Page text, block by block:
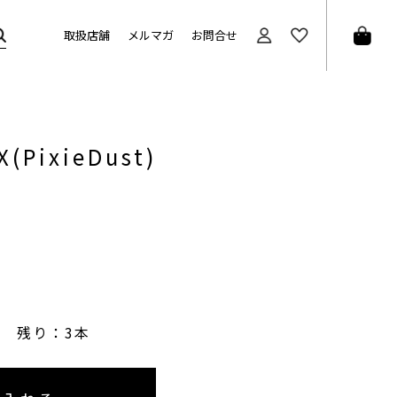
取扱店舗 メルマガ お問合せ
残り：3本